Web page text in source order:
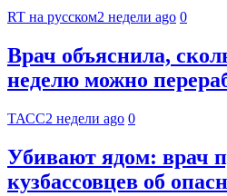
RT на русском2 недели ago 0
Врач объяснила,
неделю можно
ТАСС2 недели ago 0
Убивают ядом: врач
кузбассовцев об